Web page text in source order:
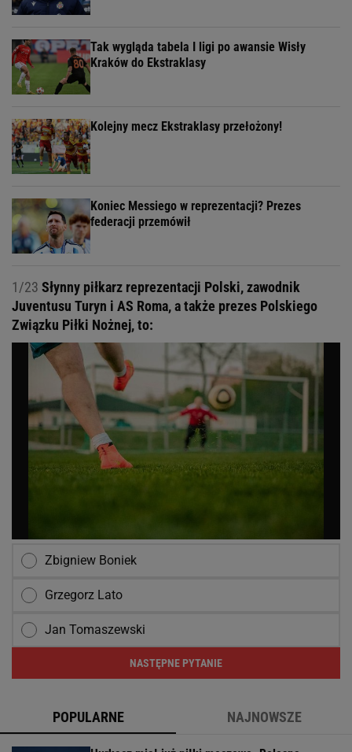
Tak wygląda tabela I ligi po awansie Wisły
Kraków do Ekstraklasy
Kolejny mecz Ekstraklasy przełożony!
Koniec Messiego w reprezentacji? Prezes
federacji przemówił
1/23 Słynny piłkarz reprezentacji Polski, zawodnik
Juventusu Turyn i AS Roma, a także prezes Polskiego
Związku Piłki Nożnej, to:
Zbigniew Boniek
Grzegorz Lato
Jan Tomaszewski
NASTĘPNE PYTANIE
POPULARNE NAJNOWSZE